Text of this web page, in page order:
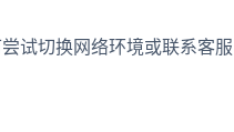
试切换网络环境或联系客服